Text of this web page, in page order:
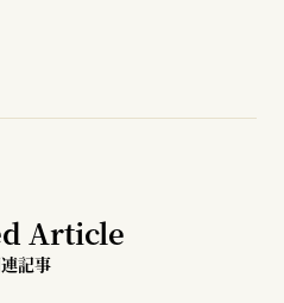
Article
記事